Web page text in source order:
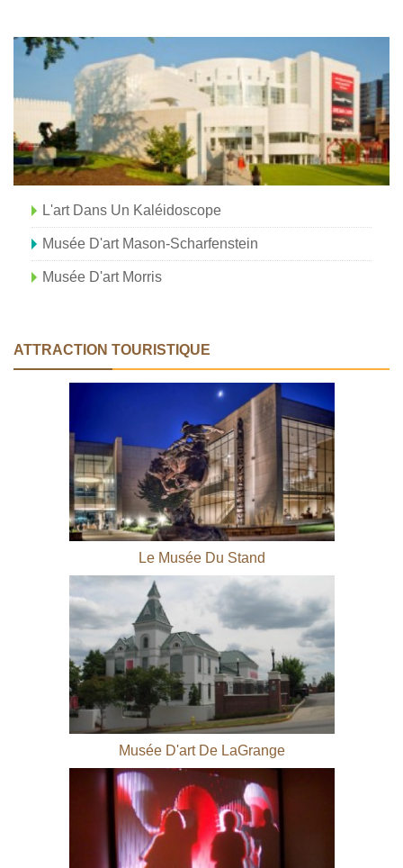
L'art Dans Un Kaléidoscope
Musée D'art Mason-Scharfenstein
Musée D'art Morris
ATTRACTION TOURISTIQUE
Le Musée Du Stand
Musée D'art De LaGrange